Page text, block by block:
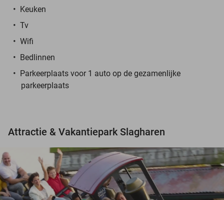
Keuken
Tv
Wifi
Bedlinnen
Parkeerplaats voor 1 auto op de gezamenlijke
parkeerplaats
Attractie & Vakantiepark Slagharen